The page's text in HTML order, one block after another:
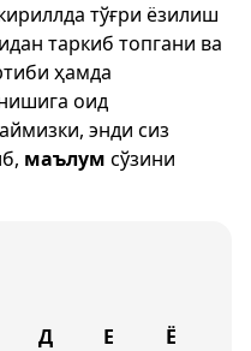
тўғри ёзилиш
таркиб топгани ва
ҳамда
оид
энди сиз
маълум сўзини
Д Е Ё